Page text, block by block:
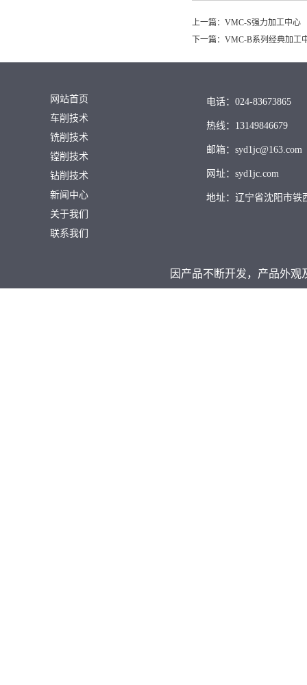
上一篇： VMC-S强力加工中心
下一篇： VMC-B系列经典加工
网站首页
车削技术
铣削技术
镗削技术
钻削技术
新闻中心
关于我们
联系我们
电话：024-83673865
热线：13149846679
邮箱：syd1jc@163.com
网址：syd1jc.com
地址：辽宁省沈阳市铁
因产品不断开发，产品外